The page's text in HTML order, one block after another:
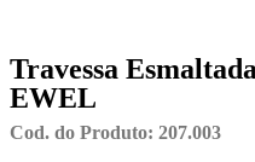
Travessa
EWEL
Cod. do Produto: 207.003